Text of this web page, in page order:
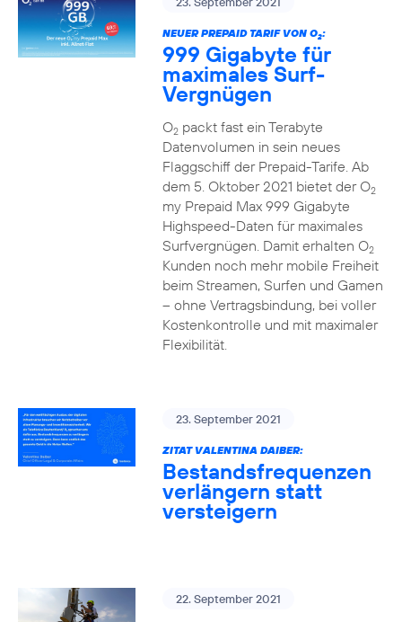
NEUER PREPAID TARIF VON O2:
999 Gigabyte für
maximales Surf-
Vergnügen
O2packt fast ein Terabyte
Datenvolumen in sein neues
Flaggschiff der Prepaid-Tarife. Ab
dem 5. Oktober 2021 bietet der O2
my Prepaid Max 999 Gigabyte
Highspeed-Daten für maximales
Surfvergnügen. Damit erhalten O2
Kunden noch mehr mobile Freiheit
beim Streamen, Surfen und Gamen
– ohne Vertragsbindung, bei voller
Kostenkontrolle und mit maximaler
Flexibilität.
23. September 2021
ZITAT VALENTINA DAIBER:
Bestandsfrequenzen
verlängern statt
versteigern
22. September 2021